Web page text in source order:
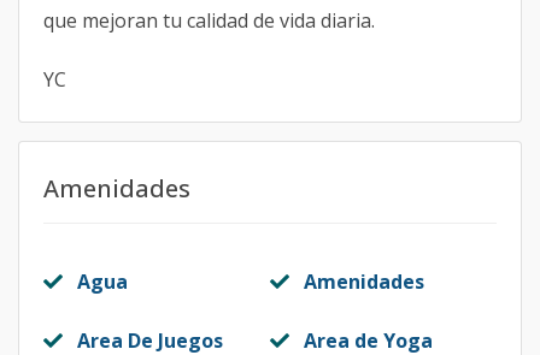
que mejoran tu calidad de vida diaria.
YC
Amenidades
Agua Amenidades
Area De Juegos
Area de Yoga